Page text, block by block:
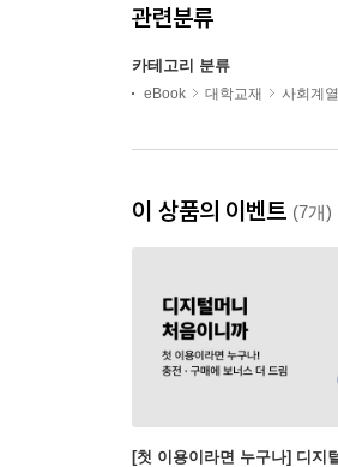
관련분류
카테고리 분류
eBook 대학교재 사회계열
이 상품의 이벤트 (7개)
[첫 이용이라면 누구나] 디지